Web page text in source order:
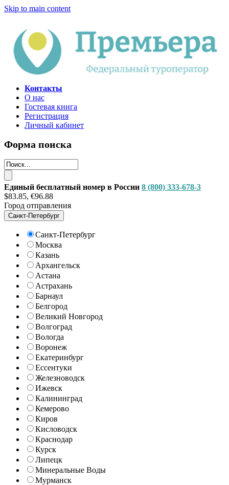
Skip to main content
Контакты
О нас
Гостевая книга
Регистрация
Личный кабинет
Форма поиска
Единый бесплатный номер в России 8 (800) 333-678-3
$83.85, €96.88
Город отправления
Санкт-Петербург
Санкт-Петербург
Москва
Казань
Архангельск
Астана
Астрахань
Барнаул
Белгород
Великий Новгород
Волгоград
Вологда
Воронеж
Екатеринбург
Ессентуки
Железноводск
Ижевск
Калининград
Кемерово
Киров
Кисловодск
Краснодар
Курск
Липецк
Минеральные Воды
Мурманск